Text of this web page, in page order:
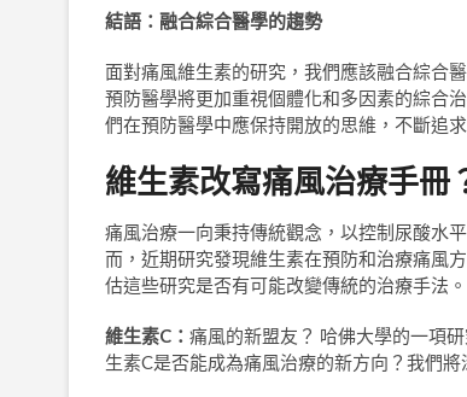
結語：融合綜合醫學的趨勢
面對痛風維生素的研究，我們應該融合綜合
預防醫學將更加重視個體化和多因素的綜合
們在預防醫學中應保持開放的思維，不斷追
維生素改寫痛風治療手冊
痛風治療一向秉持傳統觀念，以控制尿酸水
而，近期研究發現維生素在預防和治療痛風
估這些研究是否有可能改變傳統的治療手法。
維生素C ： 痛風的新盟友？ 哈佛大學的一項
生素C是否能成為痛風治療的新方向？我們